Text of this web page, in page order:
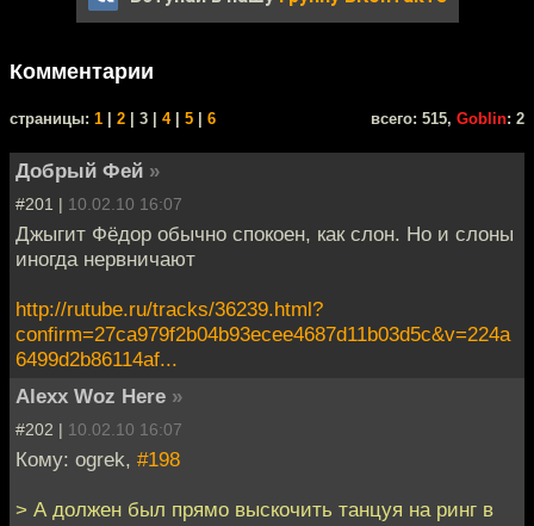
Комментарии
cтраницы: 1 2 | 3 | 4| 5 6 всего: 515, Goblin: 2
Добрый Фей »
#201 | 10.02.10 16:07
Джыгит Фёдор обычно спокоен, как слон. Но и слоны
иногда нервничают
http://rutube.ru/tracks/36239.html?
confirm=27ca979f2b04b93ecee4687d11b03d5c&v=224a
6499d2b86114af...
Alexx Woz Here »
#202 | 10.02.10 16:07
Кому: ogrek, #198
> А должен был прямо выскочить танцуя на ринг в